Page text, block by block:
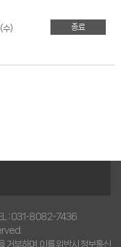
수)
종료
: 031-8082-7436
거부하며, 이를 위반시 정보통신